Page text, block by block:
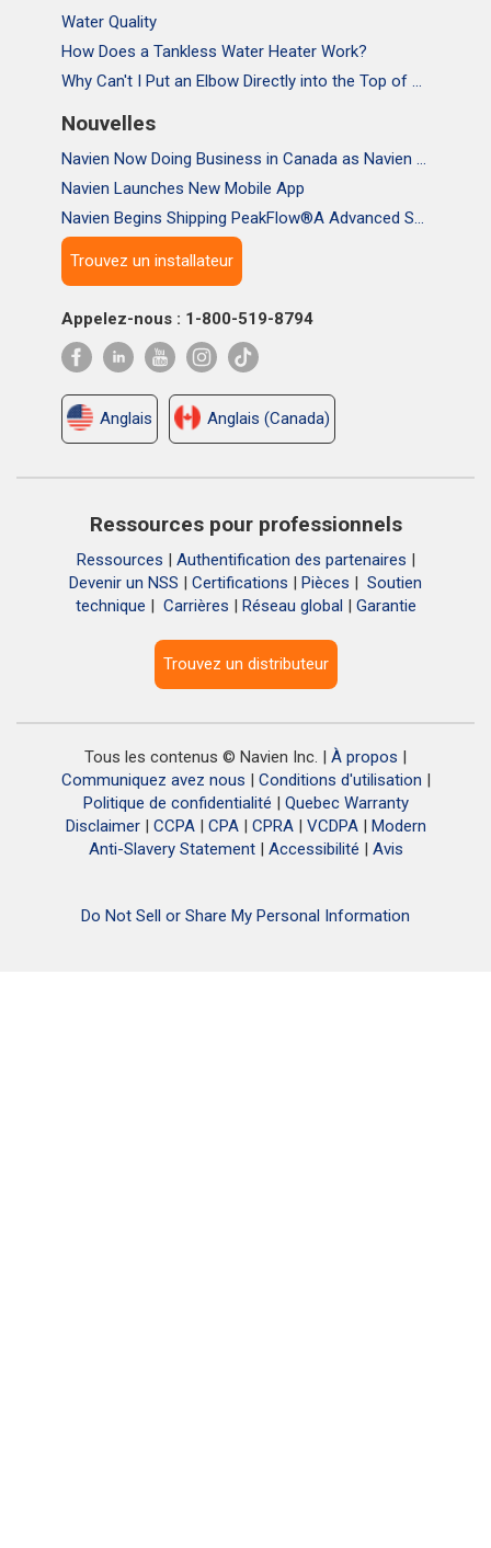
Water Quality
How Does a Tankless Water Heater Work?
Why Can't I Put an Elbow Directly into the Top of NPE Tankless Water Heaters
Nouvelles
Navien Now Doing Business in Canada as Navien Canada, Inc.
Navien Launches New Mobile App
Navien Begins Shipping PeakFlow®A Advanced Scale Prevention System
Trouvez un installateur
Appelez-nous : 1-800-519-8794
Anglais Anglais (Canada)
Ressources pour professionnels
Ressources | Authentification des partenaires |
Devenir un NSS | Certifications | Pièces | Soutien
technique | Carrières | Réseau global | Garantie
Trouvez un distributeur
Tous les contenus © Navien Inc. | À propos |
Communiquez avez nous | Conditions d'utilisation |
Politique de confidentialité | Quebec Warranty
Disclaimer| CCPA| CPA| CPRA| VCDPA| Modern
Anti-Slavery Statement| Accessibilité | Avis
Do Not Sell or Share My Personal Information